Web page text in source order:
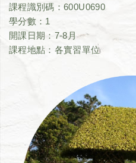
課程識別碼：600U0690
學分數：1
開課日期：7-8月
課程地點：各實習單位